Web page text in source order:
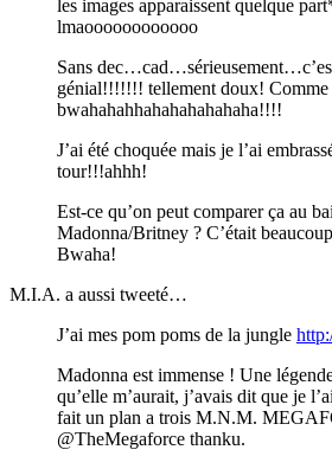
les images apparaissent quelque
lmaoooooooooooo
Sans
génial!!!!!!! tellement doux! Comme
bwahahahhahahahahahaha!!!!
J’ai été choquée mais je l’ai
tour!!!ahhh!
Est-ce qu’on peut comparer ça au
Madonna/Britney ? C’était
Bwaha!
M.I.A. a aussi tweeté…
J’ai mes pom poms de la jungle
Madonna est immense ! Une
qu’elle m’aurait, j’avais dit que je
fait un plan a trois M.N.M.
@TheMegaforce thanku.